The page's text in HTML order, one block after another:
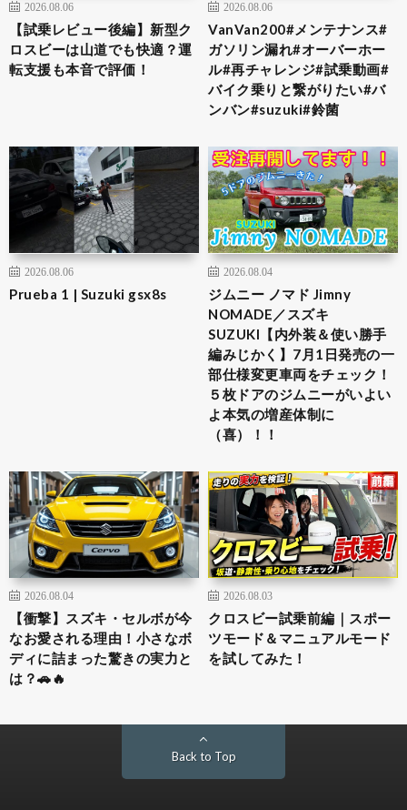
2026.08.06
【試乗レビュー後編】新型ク
ロスビーは山道でも快適？運
転支援も本音で評価！
2026.08.06
VanVan200#メンテナンス#
ガソリン漏れ#オーバーホー
ル#再チャレンジ#試乗動画#
バイク乗りと繋がりたい#バ
ンバン#suzuki#鈴菌
2026.08.06
Prueba 1 | Suzuki gsx8s
2026.08.04
ジムニー ノマド Jimny
NOMADE／スズキ
SUZUKI【内外装＆使い勝手
編みじかく】7月1日発売の一
部仕様変更車両をチェック！
５枚ドアのジムニーがいよい
よ本気の増産体制に
（喜）！！
2026.08.04
【衝撃】スズキ・セルボが今
なお愛される理由！小さなボ
ディに詰まった驚きの実力と
は？🚗🔥
2026.08.03
クロスビー試乗前編｜スポー
ツモード＆マニュアルモード
を試してみた！
Back to Top